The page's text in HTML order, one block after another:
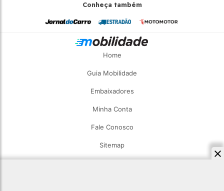
Conheça também
Home
Guia Mobilidade
Embaixadores
Minha Conta
Fale Conosco
Sitemap